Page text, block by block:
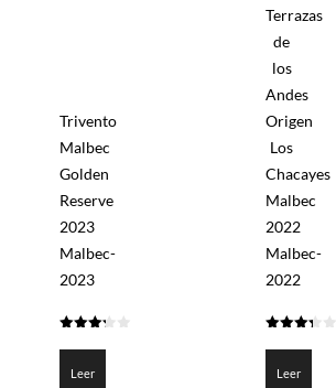
Trivento
Malbec
Golden
Reserve
2023
Malbec-
2023
Leer
Terrazas
de
los
Andes
Origen
Los
Chacayes
Malbec
2022
Malbec-
2022
Leer